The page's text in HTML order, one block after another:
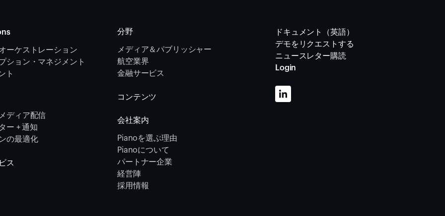
ーケストレーション
ション・マネジメント
ト
ディア配信
ー + 通知
の最適化
ス
分野
メディア＆パブリッシャー
航空業界
金融サービス
コンテンツ
会社案内
Pianoを選ぶ理由
Pianoについて
パートナー企業
経営陣
採用情報
ドキュメント（英語）
デモをリクエストする
ニュースレター購読
Login